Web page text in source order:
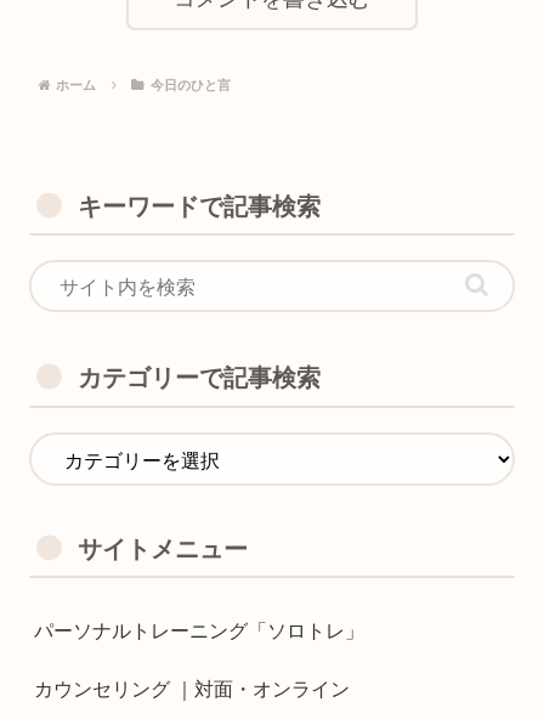
ホーム 今日のひと言
キーワードで記事検索
カテゴリーで記事検索
サイトメニュー
パーソナルトレーニング「ソロトレ」
カウンセリング ｜対面・オンライン